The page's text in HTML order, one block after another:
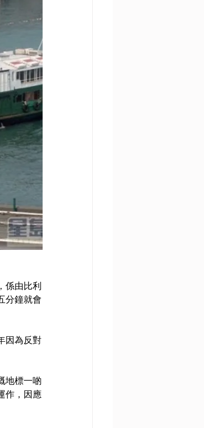
係由比利
分鐘就會
因為反對
地標一啲
作，因應